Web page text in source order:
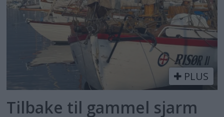
PLUS
Tilbake til gammel sjarm